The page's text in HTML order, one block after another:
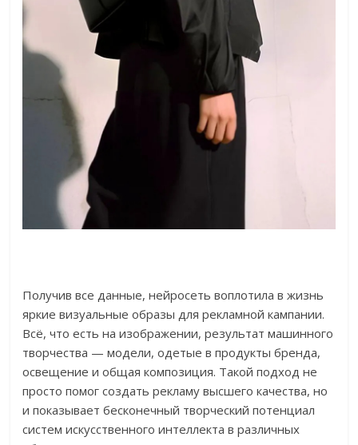
Получив все данные, нейросеть воплотила в жизнь
яркие визуальные образы для рекламной кампании.
Всё, что есть на изображении, результат машинного
творчества — модели, одетые в продукты бренда,
освещение и общая композиция. Такой подход не
просто помог создать рекламу высшего качества, но
и показывает бесконечный творческий потенциал
систем искусственного интеллекта в различных